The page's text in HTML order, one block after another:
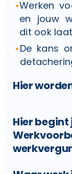
Werken
en jouw
dit ook
De kans
Hier
Hier